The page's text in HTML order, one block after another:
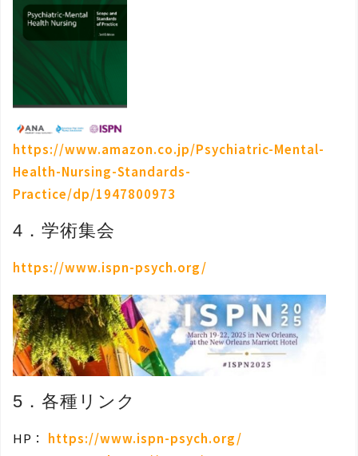
https://www.amazon.co.jp/Psychiatric-Mental-
Health-Nursing-Standards-
Practice/dp/1947800973
4．学術集会
https://www.ispn-psych.org/
5．各種リンク
HP： https://www.ispn-psych.org/